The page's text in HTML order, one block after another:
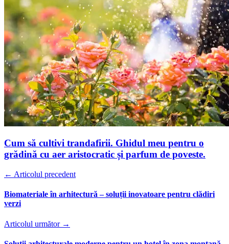
Cum să cultivi trandafirii. Ghidul meu pentru o
grădină cu aer aristocratic și parfum de poveste.
← Articolul precedent
Biomateriale în arhitectură – soluții inovatoare pentru clădiri
verzi
Articolul următor →